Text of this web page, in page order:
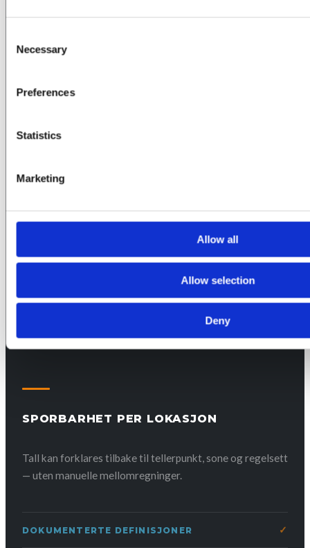
Selection
Necessary
Preferences
Statistics
Marketing
Allow all
Allow selection
Deny
TALLENE
Benchmarking brukes til beslutninger. Da må
tallene være sporbare, stabile og forståelige —
SPORBARHET PER LOKASJON
Tall kan forklares tilbake til tellerpunkt, sone og regelsett
— uten manuelle mellomregninger.
DOKUMENTERTE DEFINISJONER